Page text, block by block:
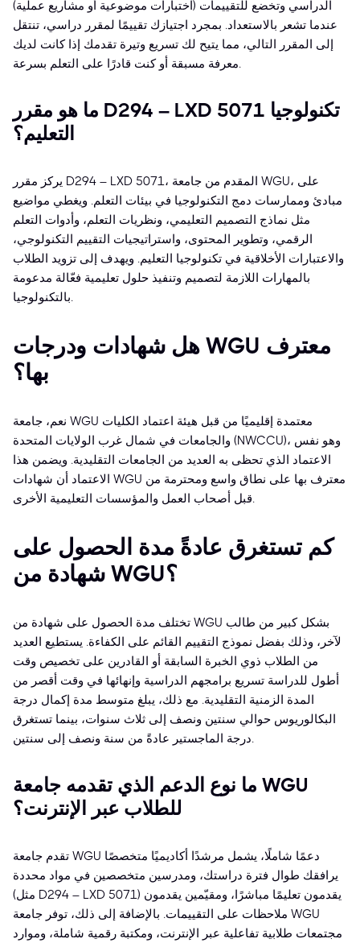
الدراسي وتخضع للتقييمات (اختبارات موضوعية أو مشاريع عملية)
عندما تشعر بالاستعداد. بمجرد اجتيازك تقييمًا لمقرر دراسي، تنتقل
إلى المقرر التالي، مما يتيح لك تسريع وتيرة تقدمك إذا كانت لديك
معرفة مسبقة أو كنت قادرًا على التعلم بسرعة.
ما هو مقرر D294 – LXD 5071 تكنولوجيا
التعليم؟
يركز مقرر D294 – LXD 5071، المقدم من جامعة WGU، على
مبادئ وممارسات دمج التكنولوجيا في بيئات التعلم. ويغطي مواضيع
مثل نماذج التصميم التعليمي، ونظريات التعلم، وأدوات التعلم
الرقمي، وتطوير المحتوى، واستراتيجيات التقييم التكنولوجي،
والاعتبارات الأخلاقية في تكنولوجيا التعليم. ويهدف إلى تزويد الطلاب
بالمهارات اللازمة لتصميم وتنفيذ حلول تعليمية فعّالة مدعومة
بالتكنولوجيا.
هل شهادات ودرجات WGU معترف
بها؟
نعم، جامعة WGU معتمدة إقليميًا من قبل هيئة اعتماد الكليات
والجامعات في شمال غرب الولايات المتحدة (NWCCU)، وهو نفس
الاعتماد الذي تحظى به العديد من الجامعات التقليدية. ويضمن هذا
الاعتماد أن شهادات WGU معترف بها على نطاق واسع ومحترمة من
قبل أصحاب العمل والمؤسسات التعليمية الأخرى.
كم تستغرق عادةً مدة الحصول على
شهادة من WGU؟
تختلف مدة الحصول على شهادة من WGU بشكل كبير من طالب
لآخر، وذلك بفضل نموذج التقييم القائم على الكفاءة. يستطيع العديد
من الطلاب ذوي الخبرة السابقة أو القادرين على تخصيص وقت
أطول للدراسة تسريع برامجهم الدراسية وإنهائها في وقت أقصر من
المدة الزمنية التقليدية. مع ذلك، يبلغ متوسط مدة إكمال درجة
البكالوريوس حوالي سنتين ونصف إلى ثلاث سنوات، بينما تستغرق
درجة الماجستير عادةً من سنة ونصف إلى سنتين.
ما نوع الدعم الذي تقدمه جامعة WGU
للطلاب عبر الإنترنت؟
تقدم جامعة WGU دعمًا شاملًا، يشمل مرشدًا أكاديميًا متخصصًا
يرافقك طوال فترة دراستك، ومدرسين متخصصين في مواد محددة
(مثل D294 – LXD 5071) يقدمون تعليمًا مباشرًا، ومقيّمين يقدمون
ملاحظات على التقييمات. بالإضافة إلى ذلك، توفر جامعة WGU
مجتمعات طلابية تفاعلية عبر الإنترنت، ومكتبة رقمية شاملة، وموارد